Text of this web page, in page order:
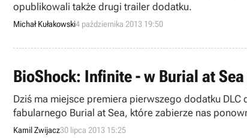
opublikowali także drugi trailer dodatku.
Michał Kułakowski4 października 2013 19:50
BioShock: Infinite - w Burial at
Dziś ma miejsce premiera pierwszego dodatku
fabularnego Burial at Sea, które zabierze nas
Kamil Zwijacz30 lipca 2013 15:25